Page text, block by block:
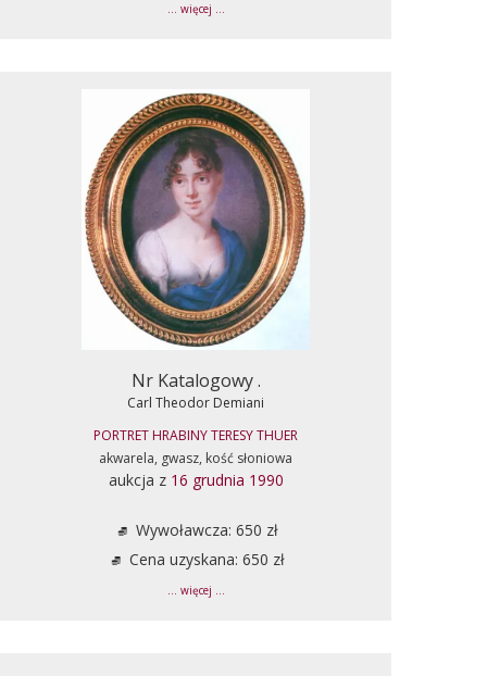
... więcej ...
Nr Katalogowy .
Carl Theodor Demiani
PORTRET HRABINY TERESY THUER
akwarela, gwasz, kość słoniowa
aukcja z 16 grudnia 1990
Wywoławcza: 650 zł
Cena uzyskana: 650 zł
... więcej ...